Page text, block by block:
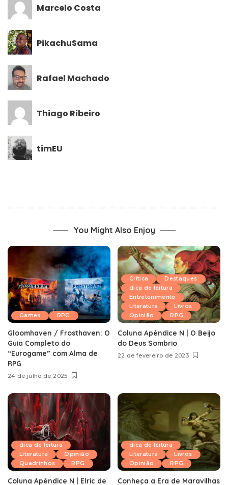
Marcelo Costa
PikachuSama
Rafael Machado
Thiago Ribeiro
timEU
You Might Also Enjoy
Games RPG
Gloomhaven / Frosthaven: O
Guia Completo do
“Eurogame” com Alma de
RPG
24 de julho de 2025
Crítica
Destaques
dica de leitura
Entretenimento
Literatura
Livros
Opinião
RPG
Coluna Apêndice N | O Beijo
do Deus Sombrio
22 de fevereiro de 2023
dica de leitura
Literatura
Opinião
Quadrinhos
RPG
Coluna Apêndice N | Elric de
dica de leitura
Literatura
Livros
Opinião
RPG
Conheça a Era de Maravilhas